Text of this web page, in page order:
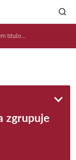
[startitup.sk]
zgrupuje